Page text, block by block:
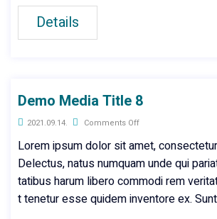
Details
Demo Media Title 8
2021.09.14. Comments Off
Lorem ipsum dolor sit amet,
Delectus, natus numquam unde qui
tatibus harum libero commodi rem
t tenetur esse quidem inventore ex.